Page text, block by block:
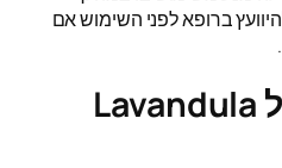
ברופא לפני השימוש אם
מחקר מדעי על Lavandula